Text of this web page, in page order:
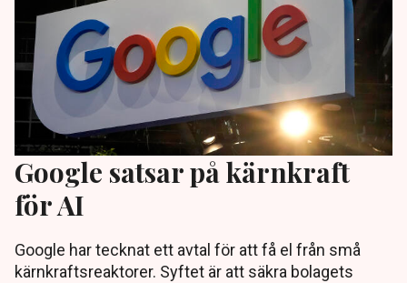
Google satsar på kärnkraft
för AI
Google har tecknat ett avtal för att få el från små
kärnkraftsreaktorer. Syftet är att säkra bolagets